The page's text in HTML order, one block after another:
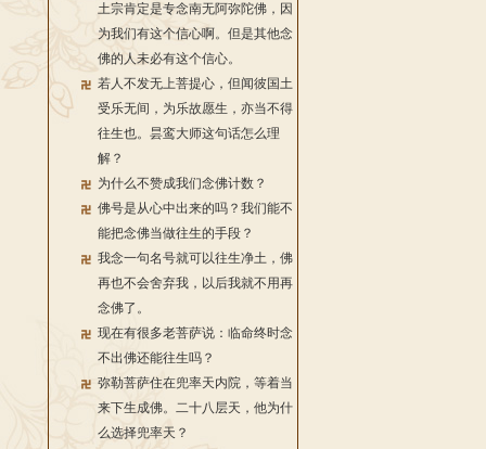
土宗肯定是专念南无阿弥陀佛，因
为我们有这个信心啊。但是其他念
佛的人未必有这个信心。
若人不发无上菩提心，但闻彼国土
受乐无间，为乐故愿生，亦当不得
往生也。昙鸾大师这句话怎么理
解？
为什么不赞成我们念佛计数？
佛号是从心中出来的吗？我们能不
能把念佛当做往生的手段？
我念一句名号就可以往生净土，佛
再也不会舍弃我，以后我就不用再
念佛了。
现在有很多老菩萨说：临命终时念
不出佛还能往生吗？
弥勒菩萨住在兜率天内院，等着当
来下生成佛。二十八层天，他为什
么选择兜率天？